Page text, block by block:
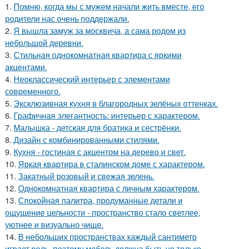
1. Помню, когда мы с мужем начали жить вместе, его
родители нас очень поддержали.
2. Я вышла замуж за москвича, а сама родом из
небольшой деревни.
3. Стильная однокомнатная квартира с яркими
акцентами.
4. Неоклассический интерьер с элементами
современного.
5. Эксклюзивная кухня в благородных зелёных оттенках.
6. Графичная элегантность: интерьер с характером.
7. Малышка - детская для братика и сестрёнки.
8. Дизайн с комбинированными стилями.
9. Кухня - гостиная с акцентом на дерево и свет.
10. Яркая квартира в сталинском доме с характером.
11. Закатный розовый и свежая зелень.
12. Однокомнатная квартира с личным характером.
13. Спокойная палитра, продуманные детали и
ощущение цельности - пространство стало светлее,
уютнее и визуально чище.
14. В небольших пространствах каждый сантиметр